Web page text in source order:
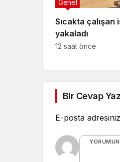
Sıcakta çalışan
yakaladı
Genel
12 saat önce
Bir Cevap Yaz
E-posta